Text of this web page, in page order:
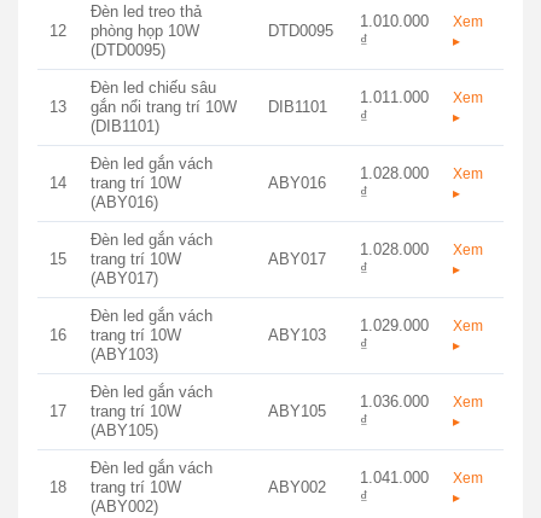
12
Đèn led treo thả
phòng họp 10W
(DTD0095)
DTD0095
1.010.000
₫
Xem
▸
13
Đèn led chiếu sâu
gắn nổi trang trí 10W
(DIB1101)
DIB1101
1.011.000
₫
Xem
▸
14
Đèn led gắn vách
trang trí 10W
(ABY016)
ABY016
1.028.000
₫
Xem
▸
15
Đèn led gắn vách
trang trí 10W
(ABY017)
ABY017
1.028.000
₫
Xem
▸
16
Đèn led gắn vách
trang trí 10W
(ABY103)
ABY103
1.029.000
₫
Xem
▸
17
Đèn led gắn vách
trang trí 10W
(ABY105)
ABY105
1.036.000
₫
Xem
▸
18
Đèn led gắn vách
trang trí 10W
(ABY002)
ABY002
1.041.000
₫
Xem
▸